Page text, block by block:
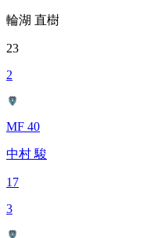
輪湖 直樹
23
2
MF 40
中村 駿
17
3